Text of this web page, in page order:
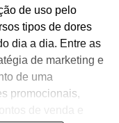
de uso pelo
tipos de dores
dia a dia. Entre as
de marketing e
de uma
promocionais,